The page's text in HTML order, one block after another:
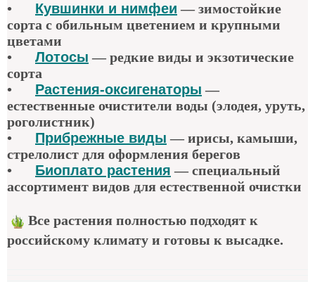
• Кувшинки и нимфеи — зимостойкие
сорта с обильным цветением и крупными
цветами
•
Лотосы — редкие виды и экзотические
сорта
•
Растения-оксигенаторы —
естественные очистители воды (элодея, уруть,
роголистник)
•
Прибрежные виды — ирисы, камыши,
стрелолист для оформления берегов
•
Биоплато растения — специальный
ассортимент видов для естественной очистки
Все растения полностью подходят к
российскому климату и готовы к высадке.